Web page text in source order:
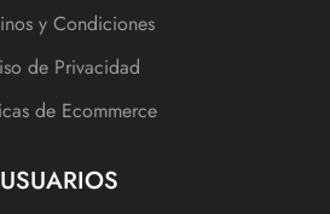
y Condiciones
de Privacidad
de Ecommerce
USUARIOS